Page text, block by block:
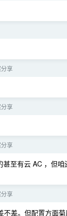
享
享
享
至有云 AC ，但
享
差。但配置方面菊